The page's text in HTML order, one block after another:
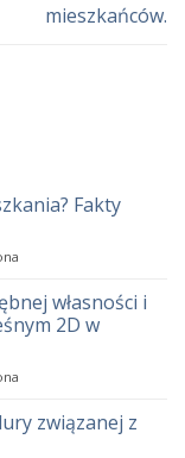
mieszkańców.
Fakty
własności i
2D w
związanej z